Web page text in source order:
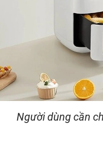
Người dùng cần